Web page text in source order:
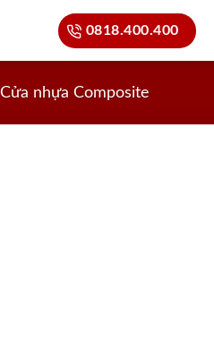
0818.400.400
Cửa nhựa Composite